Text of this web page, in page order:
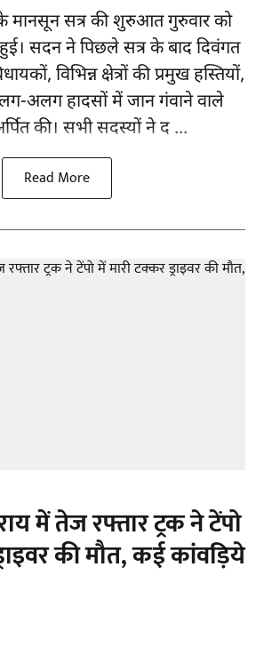
मानसून सत्र की शुरुआत गुरुवार को
सदन ने पिछले सत्र के बाद दिवंगत
विभिन्न क्षेत्रों की प्रमुख हस्तियों,
अलग हादसों में जान गंवाने वाले
की। सभी सदस्यों ने द ...
Read More
में तेज रफ्तार ट्रक ने टेंपो
की मौत, कई कांवड़िये